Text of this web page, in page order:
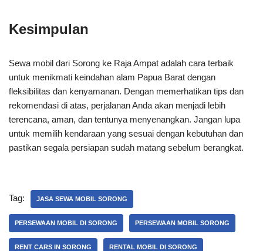
Kesimpulan
Sewa mobil dari Sorong ke Raja Ampat adalah cara terbaik
untuk menikmati keindahan alam Papua Barat dengan
fleksibilitas dan kenyamanan. Dengan memerhatikan tips dan
rekomendasi di atas, perjalanan Anda akan menjadi lebih
terencana, aman, dan tentunya menyenangkan. Jangan lupa
untuk memilih kendaraan yang sesuai dengan kebutuhan dan
pastikan segala persiapan sudah matang sebelum berangkat.
Tag: JASA SEWA MOBIL SORONG
PERSEWAAN MOBIL DI SORONG PERSEWAAN MOBIL SORONG
RENT CARS IN SORONG RENTAL MOBIL DI SORONG